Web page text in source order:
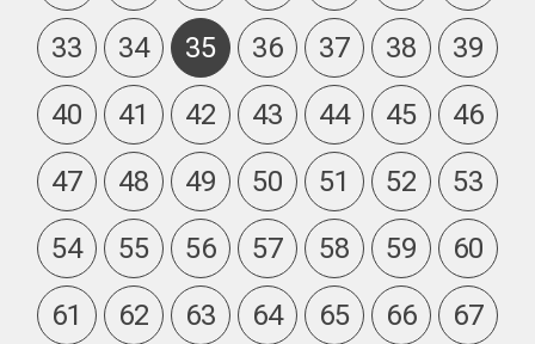
33
34 35 36 37 38
39
40
41 42 43 44 45
46
47
48 49 50 51 52
53
54
55 56 57 58 59
60
61
62 63 64 65 66
67